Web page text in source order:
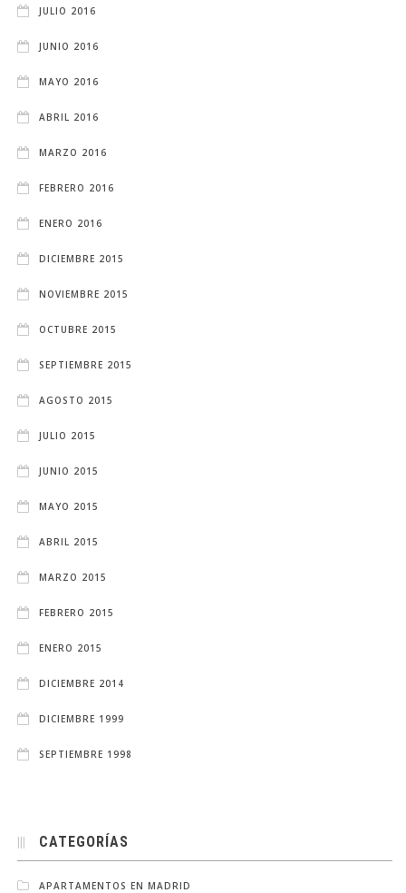
JULIO 2016
JUNIO 2016
MAYO 2016
ABRIL 2016
MARZO 2016
FEBRERO 2016
ENERO 2016
DICIEMBRE 2015
NOVIEMBRE 2015
OCTUBRE 2015
SEPTIEMBRE 2015
AGOSTO 2015
JULIO 2015
JUNIO 2015
MAYO 2015
ABRIL 2015
MARZO 2015
FEBRERO 2015
ENERO 2015
DICIEMBRE 2014
DICIEMBRE 1999
SEPTIEMBRE 1998
CATEGORÍAS
APARTAMENTOS EN MADRID